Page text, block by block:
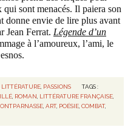
sont menacés. Il paiera son
donne envie de lire plus avant
Jean Ferrat. Légende d’un
à l’amoureux, l’ami, le
LITTÉRATURE, PASSIONS
TAGS :
ROMAN LITTÉRATURE FRANÇAISE
,ART, POÉSIE ,COMBAT,